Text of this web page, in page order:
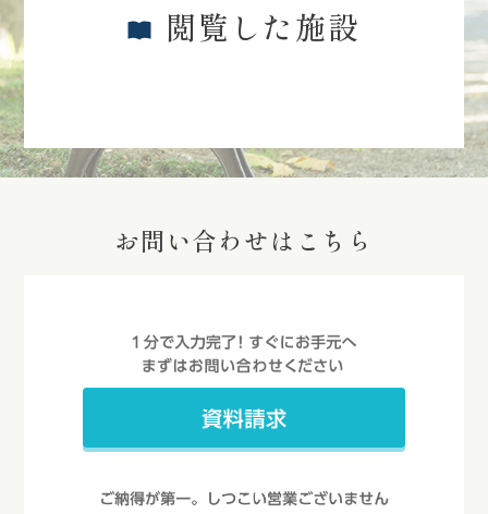
閲覧した施設
お問い合わせはこちら